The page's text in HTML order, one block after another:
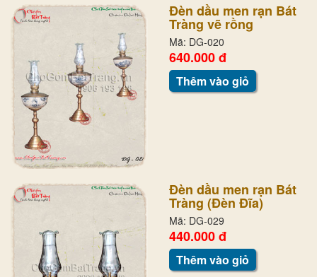
Đèn dầu men rạn Bát
Tràng vẽ rồng
Mã: DG-020
640.000 đ
Thêm vào giỏ
Đèn dầu men rạn Bát
Tràng (Đèn Đĩa)
Mã: DG-029
440.000 đ
Thêm vào giỏ